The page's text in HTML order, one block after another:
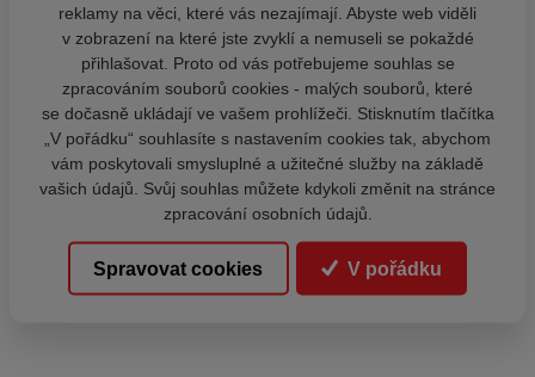
reklamy na věci, které vás nezajímají. Abyste web viděli
v zobrazení na které jste zvyklí a nemuseli se pokaždé
přihlašovat. Proto od vás potřebujeme souhlas se
zpracováním souborů cookies - malých souborů, které
se dočasně ukládají ve vašem prohlížeči. Stisknutím tlačítka
„V pořádku“ souhlasíte s nastavením cookies tak, abychom
vám poskytovali smysluplné a užitečné služby na základě
vašich údajů. Svůj souhlas můžete kdykoli změnit na stránce
zpracování osobních údajů.
Spravovat cookies V pořádku